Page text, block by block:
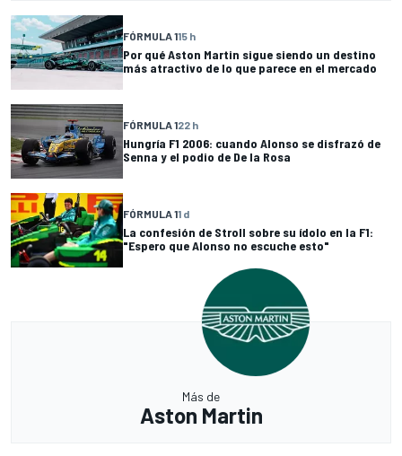
FÓRMULA 115 h
Por qué Aston Martin sigue siendo un destino
más atractivo de lo que parece en el mercado
FÓRMULA 122 h
Hungría F1 2006: cuando Alonso se disfrazó de
Senna y el podio de De la Rosa
FÓRMULA 11 d
La confesión de Stroll sobre su ídolo en la F1:
"Espero que Alonso no escuche esto"
Más de
Aston Martin